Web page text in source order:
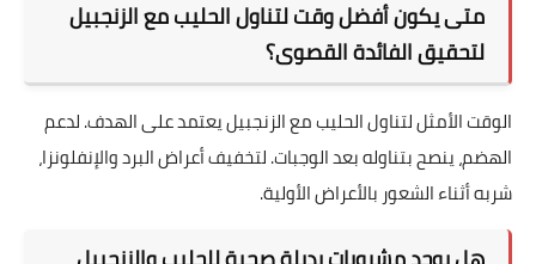
متى يكون أفضل وقت لتناول الحليب مع الزنجبيل
لتحقيق الفائدة القصوى؟
الوقت الأمثل لتناول الحليب مع الزنجبيل يعتمد على الهدف. لدعم
الهضم، ينصح بتناوله بعد الوجبات. لتخفيف أعراض البرد والإنفلونزا،
شربه أثناء الشعور بالأعراض الأولية.